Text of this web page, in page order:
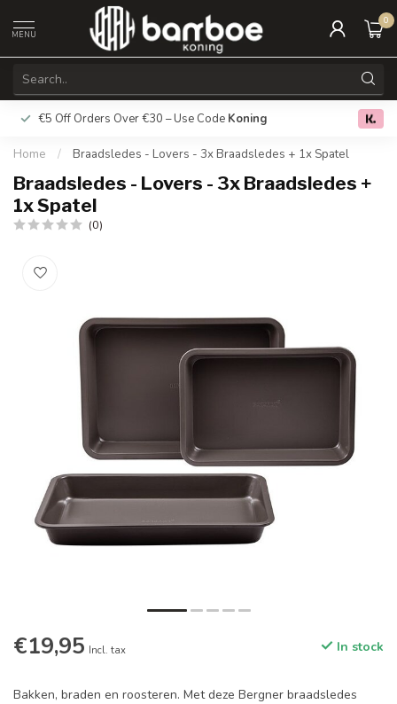
MENU
0
€5 Off Orders Over €30 – Use Code Koning Free
Home / Braadsledes - Lovers - 3x Braadsledes + 1x Spatel
Braadsledes - Lovers - 3x Braadsledes +
1x Spatel
(0)
€19,95 Incl. tax In stock
Bakken, braden en roosteren. Met deze Bergner braadsledes